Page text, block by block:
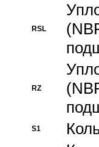
RSL
RZ
S1